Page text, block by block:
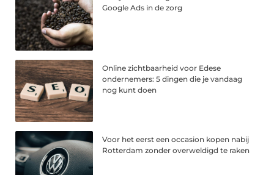
Google Ads in de zorg
Online zichtbaarheid voor Edese
ondernemers: 5 dingen die je vandaag
nog kunt doen
Voor het eerst een occasion kopen nabij
Rotterdam zonder overweldigd te raken